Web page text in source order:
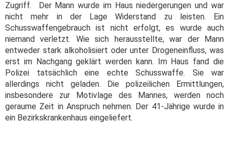
Zugriff. Der Mann wurde im Haus niedergerungen und war
nicht mehr in der Lage Widerstand zu leisten. Ein
Schusswaffengebrauch ist nicht erfolgt, es wurde auch
niemand verletzt. Wie sich herausstellte, war der Mann
entweder stark alkoholisiert oder unter Drogeneinfluss, was
erst im Nachgang geklärt werden kann. Im Haus fand die
Polizei tatsächlich eine echte Schusswaffe. Sie war
allerdings nicht geladen. Die polizeilichen Ermittlungen,
insbesondere zur Motivlage des Mannes, werden noch
geraume Zeit in Anspruch nehmen. Der 41-Jährige wurde in
ein Bezirkskrankenhaus eingeliefert.